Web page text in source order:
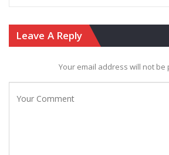
Leave A Reply
Your email address will not be